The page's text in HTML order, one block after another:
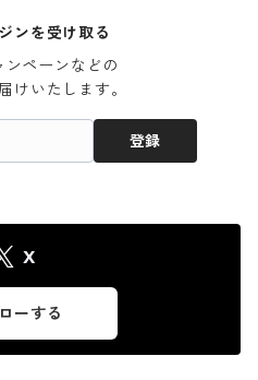
ンを受け取る
ペーンなどの
けいたします。
登録
X
ーする